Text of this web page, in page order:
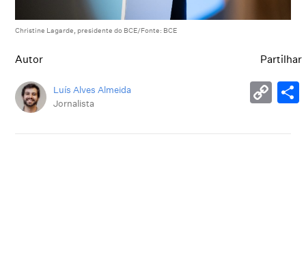
Christine Lagarde, presidente do BCE/Fonte: BCE
Autor
Luís Alves Almeida
Jornalista
Partilhar